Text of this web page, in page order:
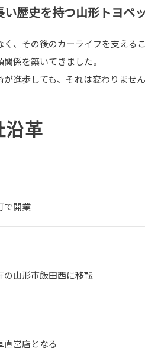
歴史を持つ山形トヨペッ
、その後のカーライフを支えるこ
係を築いてきました。
が進歩しても、それは変わりません
沿革
で開業
の山形市飯田西に移転
直営店となる